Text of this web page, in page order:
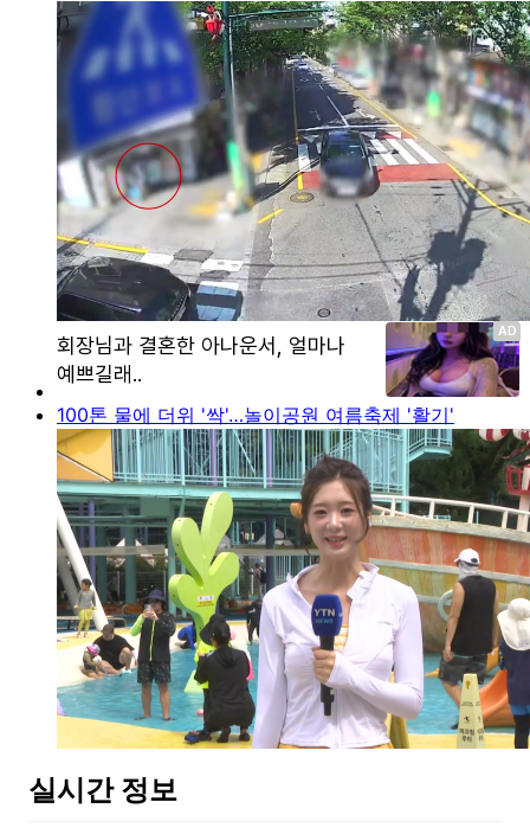
100톤 물에 더위 '싹'…놀이공원 여름축제 '활기'
실시간 정보